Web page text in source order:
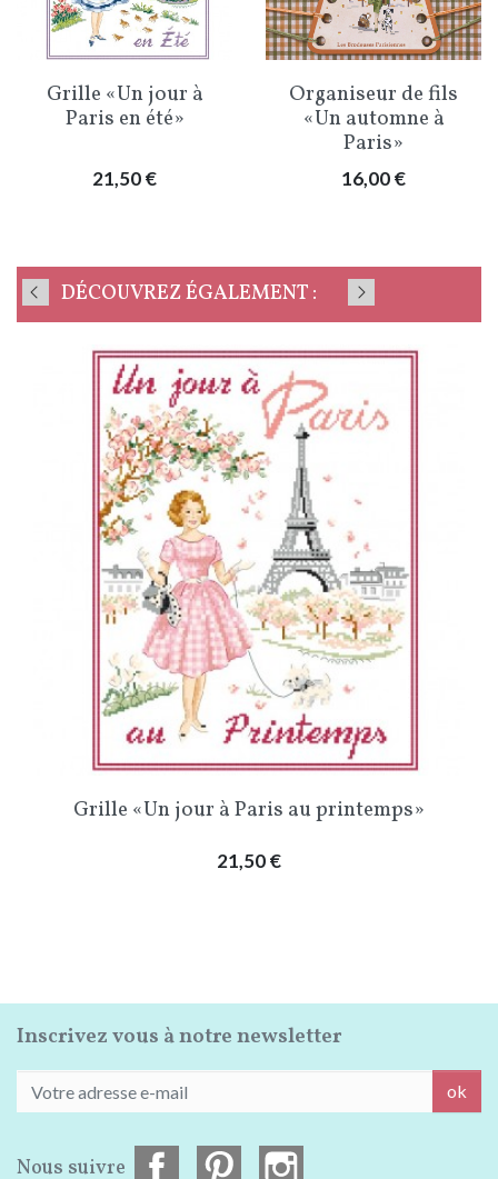
Grille «Un jour à
Paris en été»
Prix
21,50 €
Organiseur de fils
«Un automne à
Paris»
Prix
16,00 €
DÉCOUVREZ ÉGALEMENT :
Grille «Un jour à Paris au printemps»
Prix
21,50 €
Inscrivez vous à notre newsletter
ok
Nous suivre